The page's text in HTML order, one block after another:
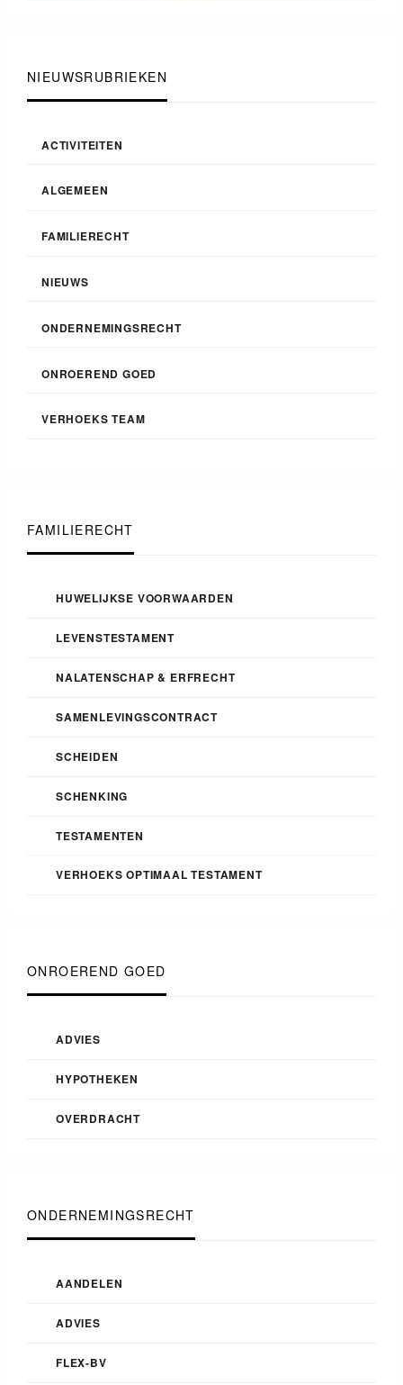
NIEUWSRUBRIEKEN
ACTIVITEITEN
ALGEMEEN
FAMILIERECHT
NIEUWS
ONDERNEMINGSRECHT
ONROEREND GOED
VERHOEKS TEAM
FAMILIERECHT
HUWELIJKSE VOORWAARDEN
LEVENSTESTAMENT
NALATENSCHAP & ERFRECHT
SAMENLEVINGSCONTRACT
SCHEIDEN
SCHENKING
TESTAMENTEN
VERHOEKS OPTIMAAL TESTAMENT
ONROEREND GOED
ADVIES
HYPOTHEKEN
OVERDRACHT
ONDERNEMINGSRECHT
AANDELEN
ADVIES
FLEX-BV